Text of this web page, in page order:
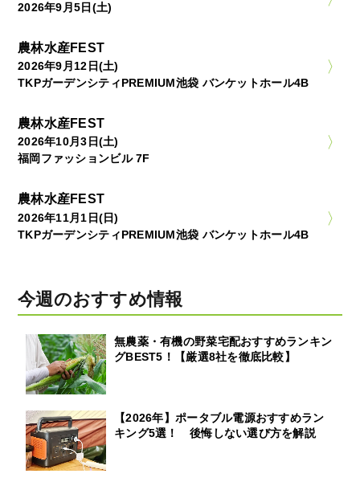
2026年9月5日(土)
農林水産FEST
2026年9月12日(土)
TKPガーデンシティPREMIUM池袋 バンケットホール4B
農林水産FEST
2026年10月3日(土)
福岡ファッションビル 7F
農林水産FEST
2026年11月1日(日)
TKPガーデンシティPREMIUM池袋 バンケットホール4B
今週のおすすめ情報
無農薬・有機の野菜宅配おすすめランキン
グBEST5！【厳選8社を徹底比較】
【2026年】ポータブル電源おすすめラン
キング5選！ 後悔しない選び方を解説